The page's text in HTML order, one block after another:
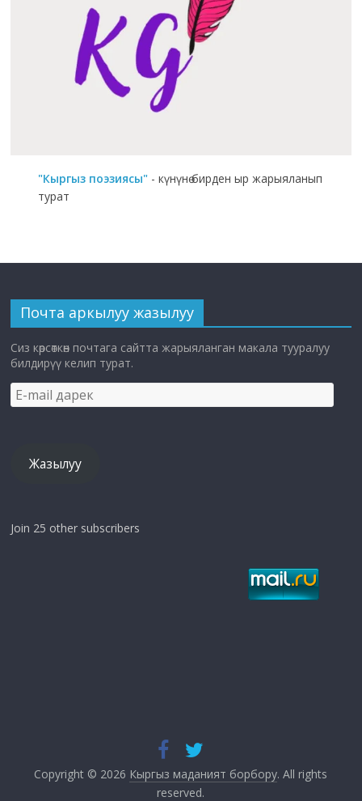
"Кыргыз поэзиясы" - күнүнө бирден ыр жарыяланып
турат
Почта аркылуу жазылуу
Сиз көрсөткөн почтага сайтта жарыяланган макала тууралуу
билдирүү келип турат.
E-
mail
Жазылуу
Join 25 other subscribers
Copyright © 2026 Кыргыз маданият борбору. All rights
reserved.